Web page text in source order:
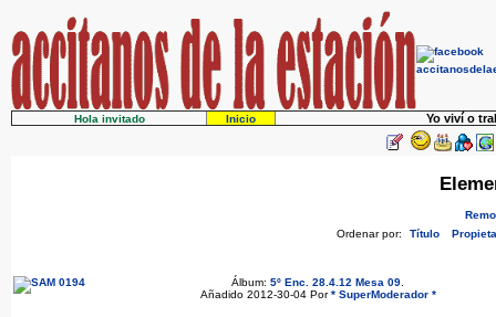
Hola invitado Inicio Yo viví o
Ordenar por:
Título
Álbum: 5º Enc. 28.4.12 Mesa 09
Añadido 2012-30-04 Por* SuperModerador *